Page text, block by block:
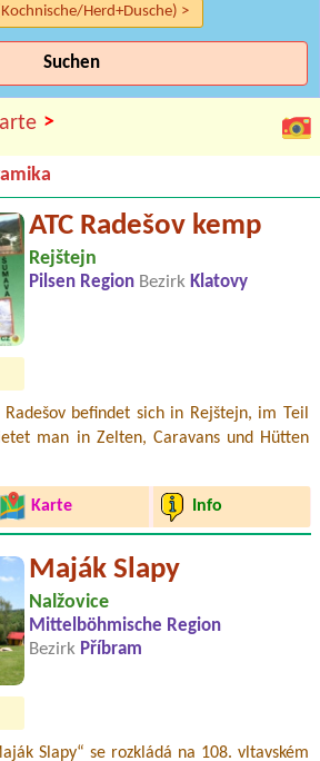
Herd+Dusche) >
Suchen
>
ATC Radešov kemp
Rejštejn
Pilsen Region Bezirk Klatovy
Radešov befindet sich in Rejštejn, im Teil
man in Zelten, Caravans und Hütten
Karte Info
Maják Slapy
Nalžovice
Mittelböhmische Region
Bezirk Příbram
Slapy“ se rozkládá na 108. vltavském